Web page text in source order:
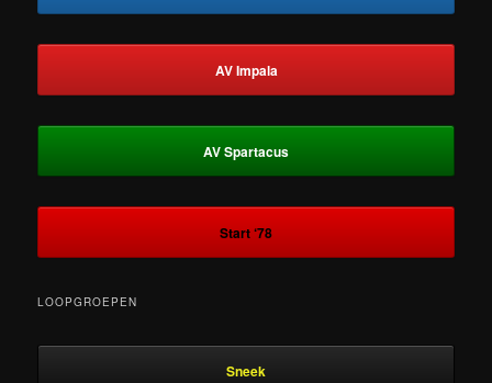
AV Impala
AV Spartacus
Start ‘78
LOOPGROEPEN
Sneek